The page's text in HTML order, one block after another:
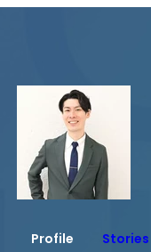
Profile Stories